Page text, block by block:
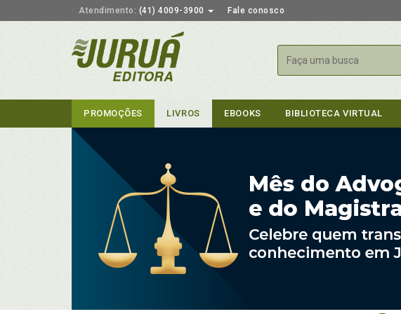
Atendimento: (41) 4009-3900 Fale conosco
Buscar
PROMOÇÕES LIVROS EBOOKS BIBLIOTECA VIRTUAL